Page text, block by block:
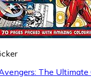
The Ultimate